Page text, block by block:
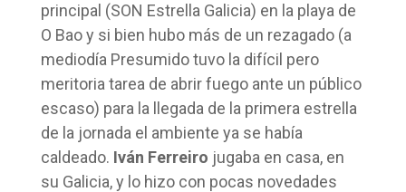
principal (SON Estrella Galicia) en la playa de
O Bao y si bien hubo más de un rezagado (a
mediodía Presumido tuvo la difícil pero
meritoria tarea de abrir fuego ante un público
escaso) para la llegada de la primera estrella
de la jornada el ambiente ya se había
caldeado. Iván Ferreiro jugaba en casa, en
su Galicia, y lo hizo con pocas novedades